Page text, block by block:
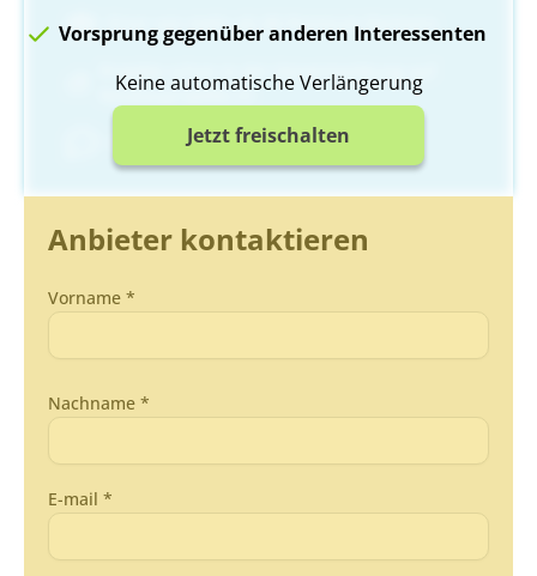
Einer von mehr als 80 Premium-Partnern
Projekte schon in der Vorvermarktung auf
Neubauprojekte.ch
Garantierte Antwort
Vorsprung gegenüber anderen Interessenten
Keine automatische Verlängerung
Jetzt freischalten
Anbieter kontaktieren
Vorname *
Nachname *
E-mail *